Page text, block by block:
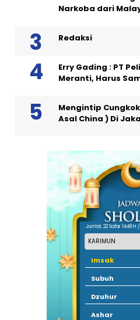
Narkoba dari
Redaksi
Erry Gading : PT
Meranti, Harus
Mengintip
Asal China ) Di
Jum'at, 22 Safar 1448 H
Imsak
Subuh
Dzuhur
Ashar